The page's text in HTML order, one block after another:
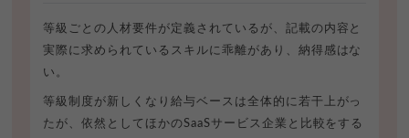
等級ごとの人材要件が定義されているが、記載の内容と
実際に求められているスキルに乖離があり、納得感はな
い。
等級制度が新しくなり給与ベースは全体的に若干上がっ
たが、依然としてほかのSaaSサービス企業と比較をする